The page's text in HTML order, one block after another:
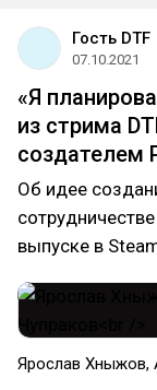
Гость DTF
07.10.2021
«Я
из стрима
создателем
Об идее
выпуске в
Ярослав Хныжов,